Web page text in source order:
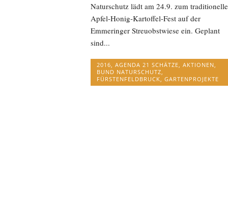
Naturschutz lädt am 24.9. zum
Apfel-Honig-Kartoffel-Fest auf der
Emmeringer Streuobstwiese ein. Geplant
sind...
2016 AGENDA 21 SCHÄTZE AKTIONEN
BUND NATURSCHUTZ
FÜRSTENFELDBRUCK GARTENPROJEKTE